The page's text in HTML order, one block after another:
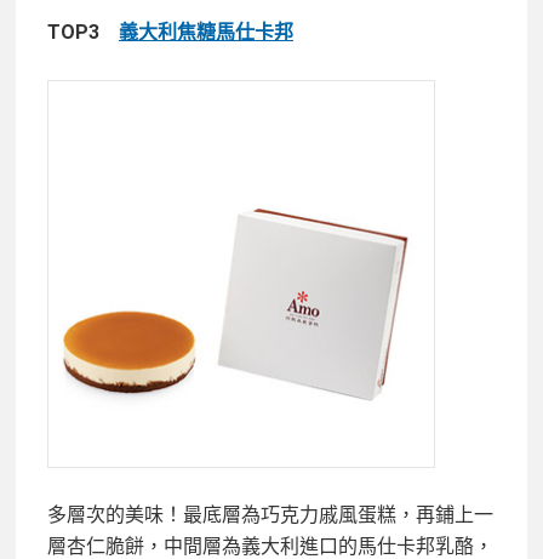
TOP3 義大利焦糖馬仕卡邦
多層次的美味！最底層為巧克力戚風蛋糕，再鋪上一
層杏仁脆餅，中間層為義大利進口的馬仕卡邦乳酪，